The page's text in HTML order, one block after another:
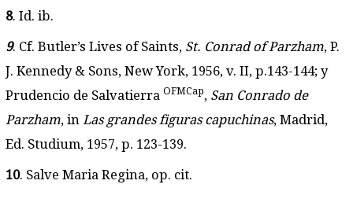
8. Id. ib.
9. Cf. Butler’s Lives of Saints, St. Conrad of Parzham, P.
J. Kennedy & Sons, New York, 1956, v. II, p.143-144; y
Prudencio de Salvatierra OFMCap, San Conrado de
Parzham, in Las grandes figuras capuchinas, Madrid,
Ed. Studium, 1957, p. 123-139.
10. Salve Maria Regina, op. cit.